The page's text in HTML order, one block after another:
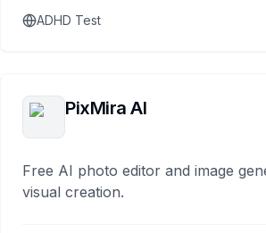
ADHD Test
PixMira AI
Free AI photo editor and image
visual creation.